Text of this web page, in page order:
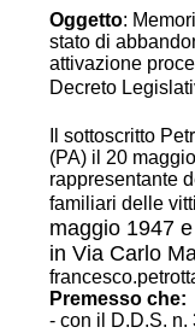
Oggetto:
stato di
attivazione
Decreto
Il sottoscritto
(PA) il 20
rappresentante
familiari delle
maggio 1947
in Via Carlo
Premesso che:
- con il D.D.S. n.